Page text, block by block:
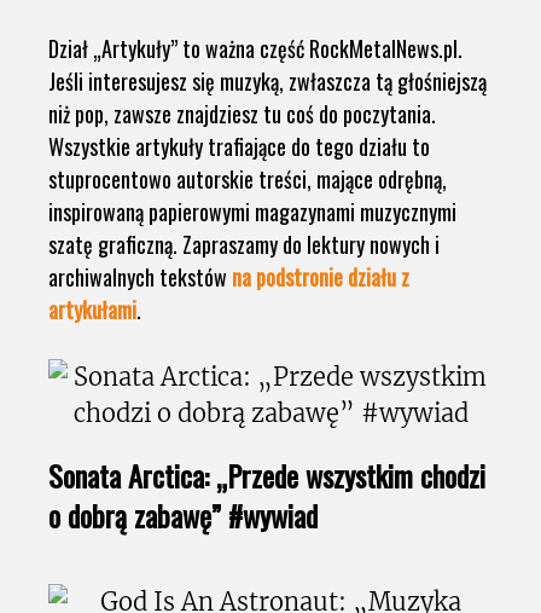
Dział „Artykuły” to ważna część RockMetalNews.pl.
Jeśli interesujesz się muzyką, zwłaszcza tą głośniejszą
niż pop, zawsze znajdziesz tu coś do poczytania.
Wszystkie artykuły trafiające do tego działu to
stuprocentowo autorskie treści, mające odrębną,
inspirowaną papierowymi magazynami muzycznymi
szatę graficzną. Zapraszamy do lektury nowych i
archiwalnych tekstów na podstronie działu z
artykułami.
Sonata Arctica: „Przede wszystkim chodzi
o dobrą zabawę” #wywiad